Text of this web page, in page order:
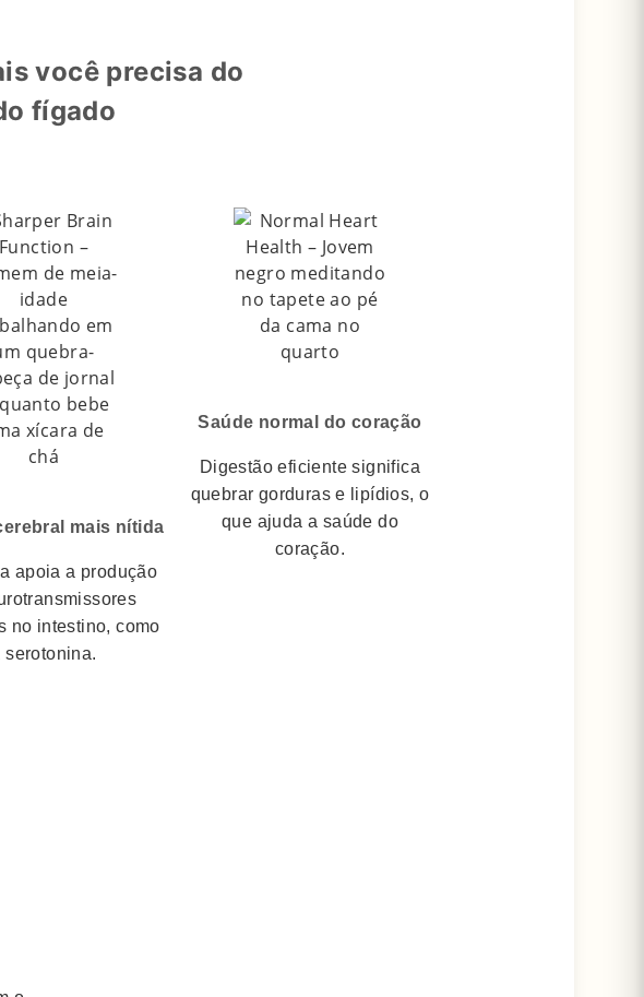
você precisa do
fígado
mais nítida
apoia a produção
no intestino, como
serotonina.
Saúde normal do coração
Digestão eficiente significa
quebrar gorduras e lipídios, o
que ajuda a saúde do
coração.